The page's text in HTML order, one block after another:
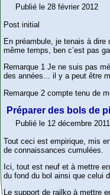
Publié le 28 février 2012
Post initial
En préambule, je tenais à
même temps, ben c’est pas
Remarque 1 Je ne suis pas
des années... il y a peut être
Remarque 2 compte tenu de
Préparer des bols de
Publié le 12 décembre 2011
Tout ceci est empirique, mis
de connaissances cumulées.
Ici, tout est neuf et à mettre
du fond du bol ainsi que celui
Le support de railko à mettre